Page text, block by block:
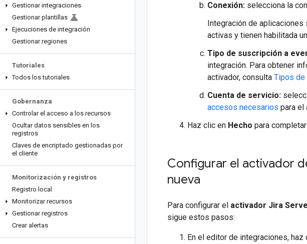
Gestionar integraciones
Gestionar plantillas
Ejecuciones de integración
Gestionar regiones
Tutoriales
Todos los tutoriales
Gobernanza
Controlar el acceso a los recursos
Ocultar datos sensibles en los
registros
Claves de encriptado gestionadas por
el cliente
Monitorización y registros
Registro local
Monitorizar recursos
Gestionar registros
Crear alertas
Conexión: selecciona la
Integración de aplicaciones
activas y tienen habilitada
Tipo de suscripción a
integración. Para obtener
activador, consulta Tipos de
Cuenta de servicio:
accesos necesarios para el
Haz clic en Hecho para
Configurar el activador
nueva
Para configurar el activador Jira
sigue estos pasos:
En el editor de integraciones,